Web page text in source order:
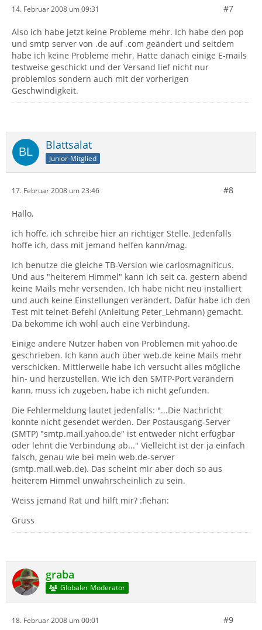
14. Februar 2008 um 09:31 #7
Also ich habe jetzt keine Probleme mehr. Ich habe den pop
und smtp server von .de auf .com geändert und seitdem
habe ich keine Probleme mehr. Hatte danach einige E-mails
testweise geschickt und der Versand lief nicht nur
problemlos sondern auch mit der vorherigen
Geschwindigkeit.
Blattsalat
Junior-Mitglied
17. Februar 2008 um 23:46 #8
Hallo,
ich hoffe, ich schreibe hier an richtiger Stelle. Jedenfalls
hoffe ich, dass mit jemand helfen kann/mag.
Ich benutze die gleiche TB-Version wie carlosmagnificus.
Und aus "heiterem Himmel" kann ich seit ca. gestern abend
keine Mails mehr versenden. Ich habe nicht neu installiert
und auch keine Einstellungen verändert. Dafür habe ich den
Test mit telnet-Befehl (Anleitung Peter_Lehmann) gemacht.
Da bekomme ich wohl auch eine Verbindung.
Einige andere Nutzer haben von Problemen mit yahoo.de
geschrieben. Ich kann auch über web.de keine Mails mehr
verschicken. Mittlerweile habe ich versucht alles mögliche
hin- und herzustellen. Wie ich den SMTP-Port verändern
kann, muss ich zugeben, habe ich nicht gefunden.
Die Fehlermeldung lautet jedenfalls: "...Die Nachricht
konnte nicht gesendet werden. Der Postausgang-Server
(SMTP) "smtp.mail.yahoo.de" ist entweder nicht erfügbar
oder lehnt die Verbindung ab..." Vielleicht ist der ja einfach
falsch, genau wie bei mein web.de-server
(smtp.mail.web.de). Das scheint mir aber doch so aus
heiterem Himmel unwahrscheinlich zu sein.
Weiss jemand Rat und hilft mir? :flehan:
Gruss
graba
Globaler Moderator
18. Februar 2008 um 00:01 #9